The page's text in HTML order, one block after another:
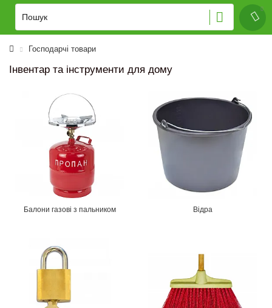
Господарчі товари
Інвентар та інструменти для дому
Балони газові з пальником Відра